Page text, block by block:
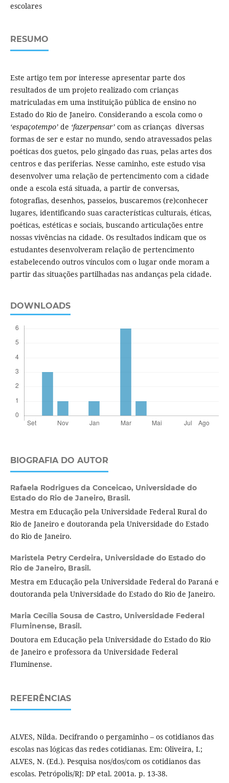
escolares
RESUMO
Este artigo tem por interesse apresentar parte dos
resultados de um projeto realizado com crianças
matriculadas em uma instituição pública de ensino no
Estado do Rio de Janeiro. Considerando a escola como o
‘espaçotempo’ de ‘fazerpensar’ com as crianças diversas
formas de ser e estar no mundo, sendo atravessados pelas
poéticas dos guetos, pelo gingado das ruas, pelas artes dos
centros e das periferias. Nesse caminho, este estudo visa
desenvolver uma relação de pertencimento com a cidade
onde a escola está situada, a partir de conversas,
fotografias, desenhos, passeios, buscaremos (re)conhecer
lugares, identificando suas características culturais, éticas,
poéticas, estéticas e sociais, buscando articulações entre
nossas vivências na cidade. Os resultados indicam que os
estudantes desenvolveram relação de pertencimento
estabelecendo outros vínculos com o lugar onde moram a
partir das situações partilhadas nas andanças pela cidade.
DOWNLOADS
BIOGRAFIA DO AUTOR
Rafaela Rodrigues da Conceicao, Universidade do
Estado do Rio de Janeiro, Brasil.
Mestra em Educação pela Universidade Federal Rural do
Rio de Janeiro e doutoranda pela Universidade do Estado
do Rio de Janeiro.
Maristela Petry Cerdeira, Universidade do Estado do
Rio de Janeiro, Brasil.
Mestra em Educação pela Universidade Federal do Paraná e
doutoranda pela Universidade do Estado do Rio de Janeiro.
Maria Cecília Sousa de Castro, Universidade Federal
Fluminense, Brasil.
Doutora em Educação pela Universidade do Estado do Rio
de Janeiro e professora da Universidade Federal
Fluminense.
REFERÊNCIAS
ALVES, Nilda. Decifrando o pergaminho – os cotidianos das
escolas nas lógicas das redes cotidianas. Em: Oliveira, I.;
ALVES, N. (Ed.). Pesquisa nos/dos/com os cotidianos das
escolas. Petrópolis/RJ: DP etal. 2001a. p. 13-38.